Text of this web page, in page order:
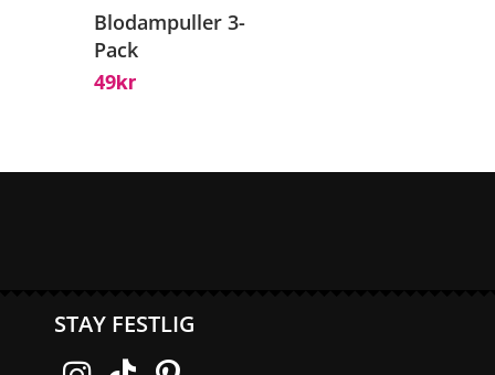
Blodampuller 3-
Pack
49Kr
STAY FESTLIG